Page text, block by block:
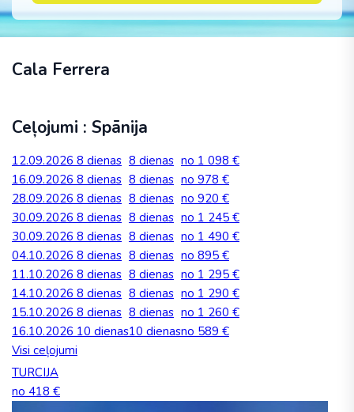
Cala Ferrera
Ceļojumi : Spānija
12.09.2026 8 dienas 8 dienas no 1 098 €
16.09.2026 8 dienas 8 dienas no 978 €
28.09.2026 8 dienas 8 dienas no 920 €
30.09.2026 8 dienas 8 dienas no 1 245 €
30.09.2026 8 dienas 8 dienas no 1 490 €
04.10.2026 8 dienas 8 dienas no 895 €
11.10.2026 8 dienas 8 dienas no 1 295 €
14.10.2026 8 dienas 8 dienas no 1 290 €
15.10.2026 8 dienas 8 dienas no 1 260 €
16.10.2026 10 dienas10 dienasno 589 €
Visi ceļojumi
TURCIJA
no 418 €